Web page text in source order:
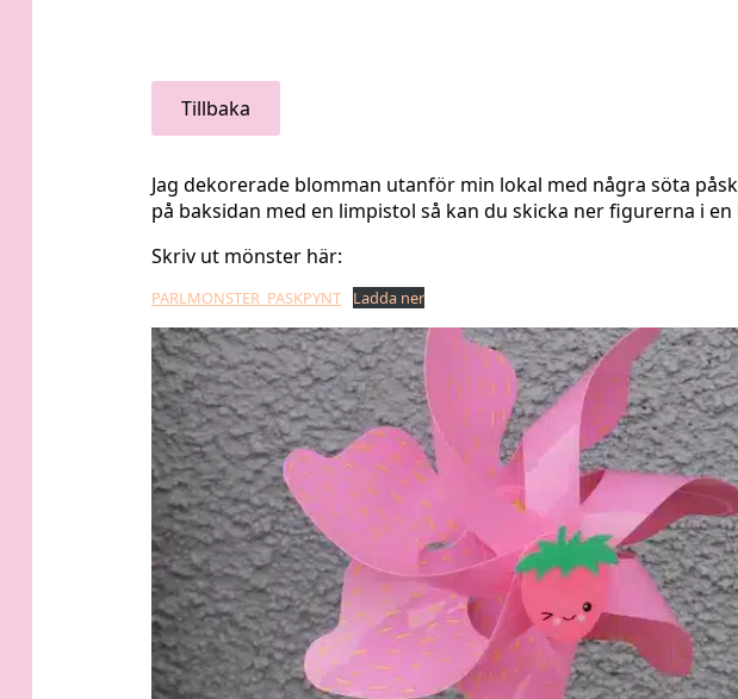
Tillbaka
Jag dekorerade blomman utanför min lokal med några söta
på baksidan med en limpistol så kan du skicka ner figurerna i
Skriv ut mönster här:
PARLMONSTER_PASKPYNT Ladda ner